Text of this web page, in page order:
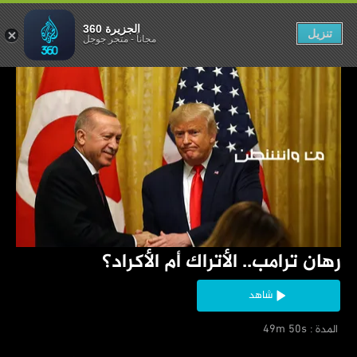
‏رهان ترامب.. الأتراك أم الأكراد؟
شاهد
‏ المدة : 49m 50s
أم الأكراد؟
الجزيرة 360
مجاناً-متجر جوجل تنزيل